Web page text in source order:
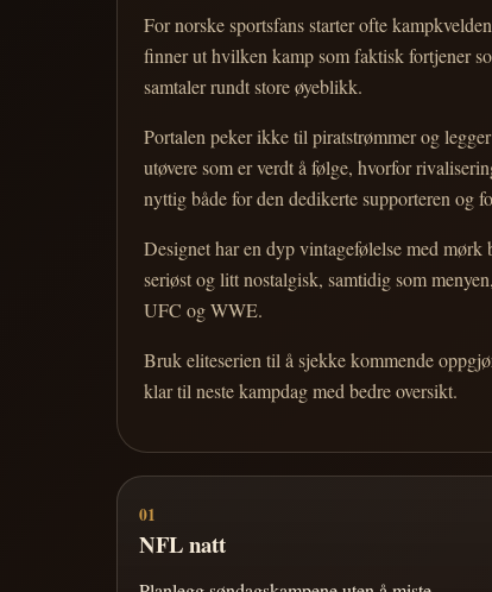
For norske sportsfans starter ofte
finner ut hvilken kamp som faktisk fortjener
samtaler rundt store øyeblikk.
Portalen peker ikke til piratstrømmer og
utøvere som er verdt å følge, hvorfor
nyttig både for den dedikerte supporteren og
Designet har en dyp vintagefølelse med
seriøst og litt nostalgisk, samtidig som
UFC og WWE.
Bruk eliteserien til å sjekke kommende
klar til neste kampdag med bedre oversikt.
01
NFL natt